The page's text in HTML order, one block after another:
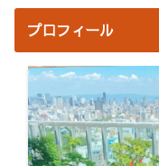
プロフィール